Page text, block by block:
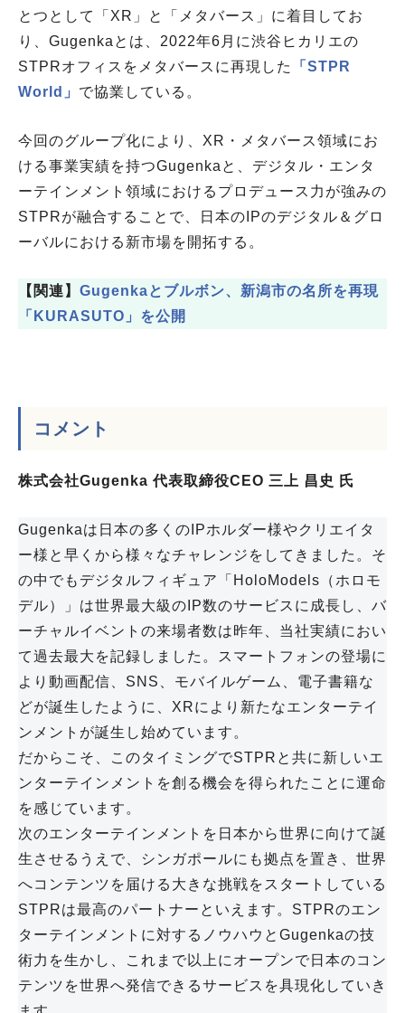
とつとして「XR」と「メタバース」に着目してお
り、Gugenkaとは、2022年6月に渋谷ヒカリエの
STPRオフィスをメタバースに再現した
「STPR
World」 で協業している。
今回のグループ化により、XR・メタバース領域にお
ける事業実績を持つGugenkaと、デジタル・エンタ
ーテインメント領域におけるプロデュース力が強みの
STPRが融合することで、日本のIPのデジタル＆グロ
ーバルにおける新市場を開拓する。
【関連】 Gugenkaとブルボン、新潟市の名所を再現
「KURASUTO」を公開
コメント
株式会社Gugenka 代表取締役CEO 三上 昌史 氏
Gugenkaは日本の多くのIPホルダー様やクリエイタ
ー様と早くから様々なチャレンジをしてきました。そ
の中でもデジタルフィギュア「HoloModels（ホロモ
デル）」は世界最大級のIP数のサービスに成長し、バ
ーチャルイベントの来場者数は昨年、当社実績におい
て過去最大を記録しました。スマートフォンの登場に
より動画配信、SNS、モバイルゲーム、電子書籍な
どが誕生したように、XRにより新たなエンターテイ
ンメントが誕生し始めています。
だからこそ、このタイミングでSTPRと共に新しいエ
ンターテインメントを創る機会を得られたことに運命
を感じています。
次のエンターテインメントを日本から世界に向けて誕
生させるうえで、シンガポールにも拠点を置き、世界
へコンテンツを届ける大きな挑戦をスタートしている
STPRは最高のパートナーといえます。STPRのエン
ターテインメントに対するノウハウとGugenkaの技
術力を生かし、これまで以上にオープンで日本のコン
テンツを世界へ発信できるサービスを具現化していき